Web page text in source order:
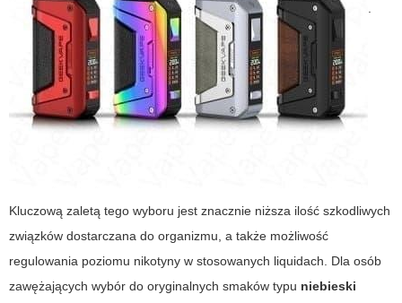
Kluczową zaletą tego wyboru jest znacznie niższa ilość szkodliwych
związków dostarczana do organizmu, a także możliwość
regulowania poziomu nikotyny w stosowanych liquidach. Dla osób
zawężających wybór do oryginalnych smaków typu niebieski